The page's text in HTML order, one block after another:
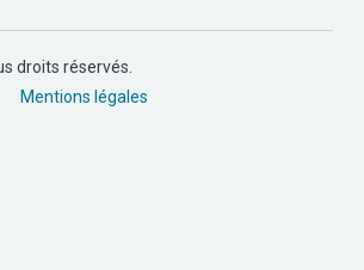
droits réservés.
Mentions légales